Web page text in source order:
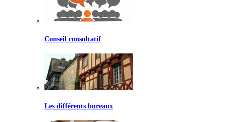
Conseil consultatif
Les différents bureaux